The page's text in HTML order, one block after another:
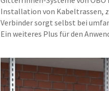
Installation von Kabeltrassen,
Verbinder sorgt selbst bei
Ein weiteres Plus für den